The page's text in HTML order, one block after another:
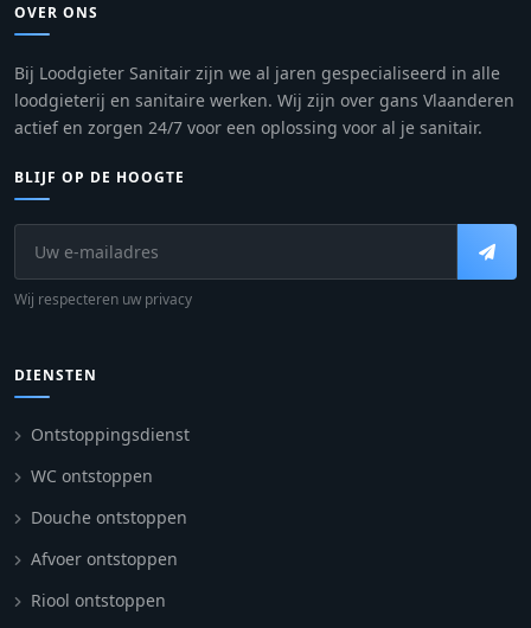
OVER ONS
Bij Loodgieter Sanitair zijn we al jaren gespecialiseerd in alle
loodgieterij en sanitaire werken. Wij zijn over gans Vlaanderen
actief en zorgen 24/7 voor een oplossing voor al je sanitair.
BLIJF OP DE HOOGTE
Wij respecteren uw privacy
DIENSTEN
Ontstoppingsdienst
WC ontstoppen
Douche ontstoppen
Afvoer ontstoppen
Riool ontstoppen